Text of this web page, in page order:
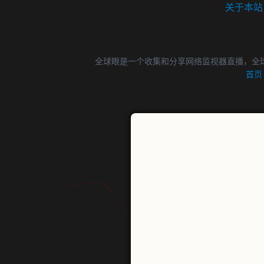
关于本站
全球眼是一个收集和分享网络监视器直播，
首页